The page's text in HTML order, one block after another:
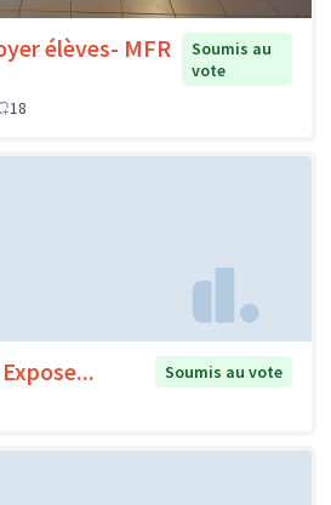
élèves- MFR
Soumis au
vote
18
Soumis au vote